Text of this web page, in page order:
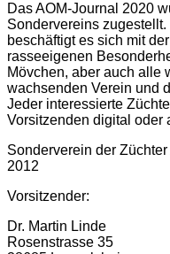
Das AOM-Journal 2020
Sondervereins
beschäftigt es sich mit
rasseeigenen
Mövchen, aber auch alle
wachsenden Verein und
Jeder interessierte
Vorsitzenden digital oder
Sonderverein der
2012
Vorsitzender:
Dr. Martin Linde
Rosenstrasse 35